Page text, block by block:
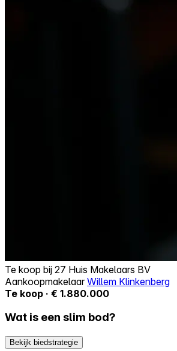
Te koop bij 27 Huis Makelaars BV
AankoopmakelaarWillem Klinkenberg
Te koop · € 1.880.000
Wat is een slim bod?
Bekijk biedstrategie